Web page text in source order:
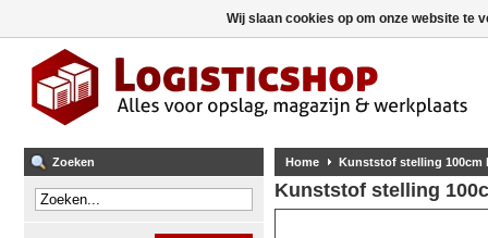
Zoeken Home Kunststof stelling 100cm
Kunststof stelling
Wij slaan cookies op om onze website te